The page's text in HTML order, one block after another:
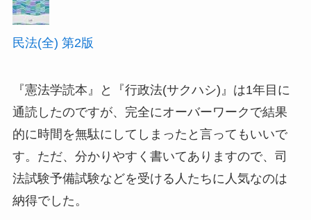
民法(全) 第2版
『憲法学読本』と『行政法(サクハシ)』は1年目に
通読したのですが、完全にオーバーワークで結果
的に時間を無駄にしてしまったと言ってもいいで
す。ただ、分かりやすく書いてありますので、司
法試験予備試験などを受ける人たちに人気なのは
納得でした。